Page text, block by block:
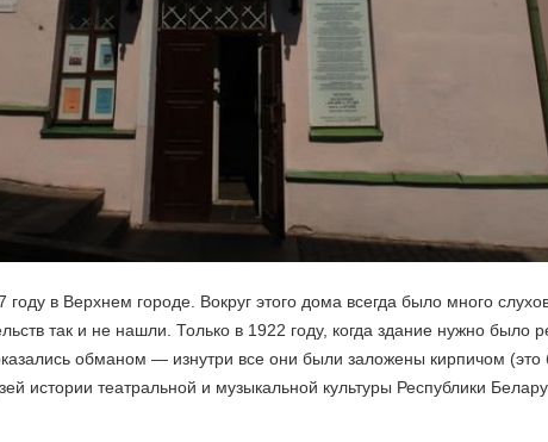
в Верхнем городе. Вокруг этого дома всегда было много
так и не нашли. Только в 1922 году, когда здание нужно было
обманом — изнутри все они были заложены кирпичом
истории театральной и музыкальной культуры Республики